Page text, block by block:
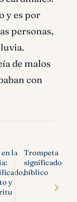
y es por
personas,
de malos
con
la
y
Trompeta
significado
bíblico